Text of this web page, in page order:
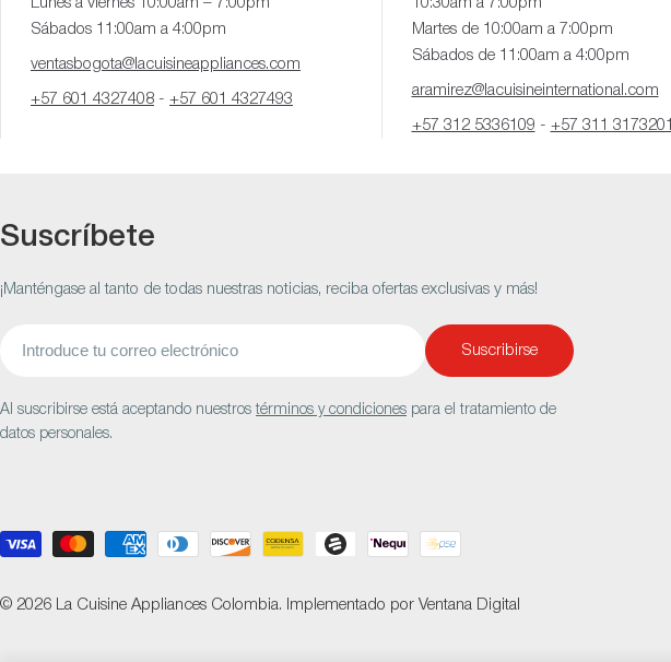
Lunes a viernes 10:00am – 7:00pm
Sábados 11:00am a 4:00pm
ventasbogota@lacuisineappliances.com
+57 601 4327408 - +57 601 4327493
10:30am a 7:00pm
Martes de 10:00am a 7:00pm
Sábados de 11:00am a 4:00pm
aramirez@lacuisineinternational.com
+57 312 5336109 - +57 311 3173201
Suscríbete
¡Manténgase al tanto de todas nuestras noticias, reciba ofertas exclusivas y más!
Suscribirse
Al suscribirse está aceptando nuestrostérminos y condiciones para el tratamiento de
datos personales.
Métodos
pago
© 2026 La Cuisine Appliances Colombia. Implementado por Ventana Digital